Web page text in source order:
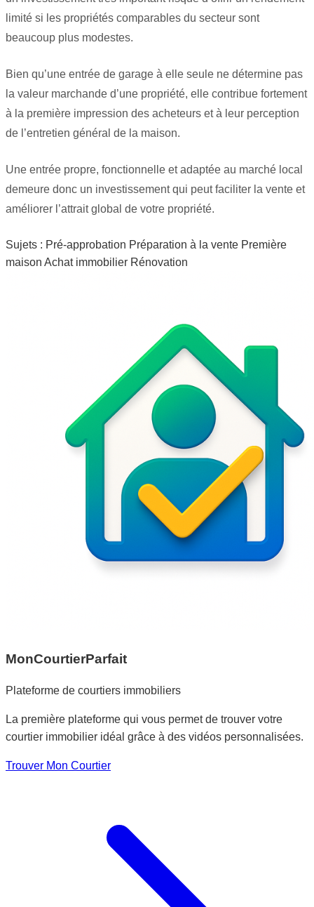
limité si les propriétés comparables du secteur sont
beaucoup plus modestes.
Bien qu’une entrée de garage à elle seule ne détermine pas
la valeur marchande d’une propriété, elle contribue fortement
à la première impression des acheteurs et à leur perception
de l’entretien général de la maison.
Une entrée propre, fonctionnelle et adaptée au marché local
demeure donc un investissement qui peut faciliter la vente et
améliorer l’attrait global de votre propriété.
Sujets : Pré-approbation Préparation à la vente Première
maison Achat immobilier Rénovation
MonCourtierParfait
Plateforme de courtiers immobiliers
La première plateforme qui vous permet de trouver votre
courtier immobilier idéal grâce à des vidéos personnalisées.
Trouver Mon Courtier